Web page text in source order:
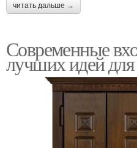
читать дальше →
Современные
лучших идей для